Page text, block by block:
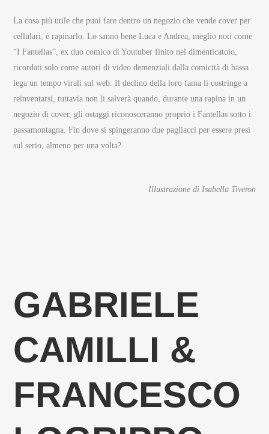
La cosa più utile che puoi fare dentro un negozio che vende cover per
cellulari, è rapinarlo. Lo sanno bene Luca e Andrea, meglio noti come
“I Fantellas”, ex duo comico di Youtuber finito nel dimenticatoio,
ricordati solo come autori di video demenziali dalla comicità di bassa
lega un tempo virali sul web. Il declino della loro fama li costringe a
reinventarsi, tuttavia non li salverà quando, durante una rapina in un
negozio di cover, gli ostaggi riconosceranno proprio i Fantellas sotto i
passamontagna. Fin dove si spingeranno due pagliacci per essere presi
sul serio, almeno per una volta?
Illustrazione di Isabella Tiveron
GABRIELE
CAMILLI &
FRANCESCO